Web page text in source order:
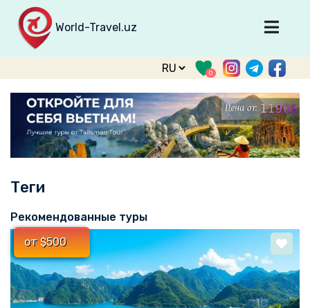
World-Travel.uz
Главная
Направления
Туры
Тур. фирмы
Табло прилета
Войти
Зарегистрироваться
support@world-travel.uz
0
Теги
Рекомендованные туры
от $500